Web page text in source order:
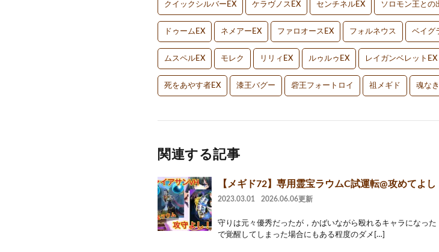
クイックシルバーEX ケラヴノスEX センチネルEX ソロモン王との
ドゥームEX ネメアーEX ファロオースEX フォルネウス ベイグ
ムスペルEX モレク リリィEX ルゥルゥEX レイガンベレットEX
死をあやす者EX 漆王バグー 砦王フォートロイ 祖メギド 魂な
関連する記事
【メギド72】専用霊宝ラウムC試運転@攻めてよし
2023.03.01 2026.06.06更新
守りは元々優秀だったが，かばいながら殴れるキャラになっ
で覚醒してしまった場合にもある程度のダメ[…]